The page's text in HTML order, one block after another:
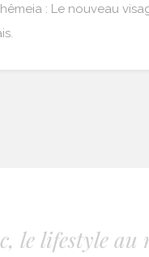
: Le nouveau
le lifestyle au